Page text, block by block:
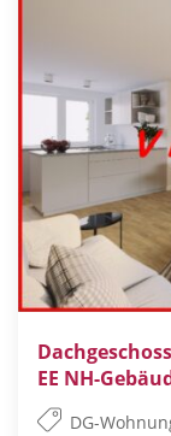
EE NH-
DG-